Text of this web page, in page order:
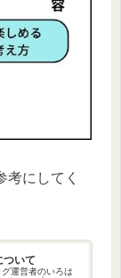
考にしてく
ついて
運営者のいろは